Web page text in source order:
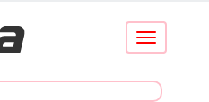
Conmutar
navegación